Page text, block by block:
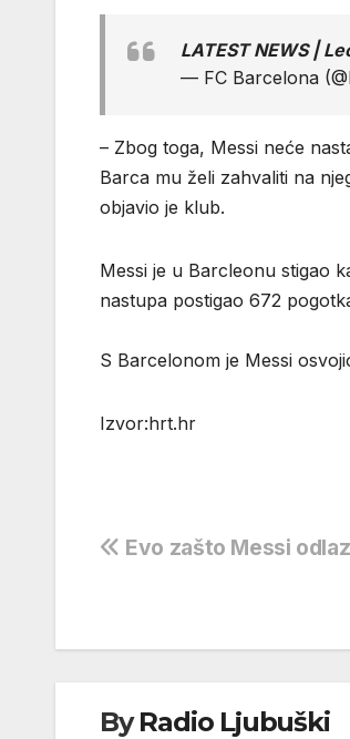
LATEST NEWS |
— FC Barcelona
– Zbog toga, Messi neće
Barca mu želi zahvaliti na
objavio je klub.
Messi je u Barcleonu stigao
nastupa postigao 672
S Barcelonom je Messi
Izvor:hrt.hr
Navigacija
Evo zašto Messi
ByRadio Ljubuški